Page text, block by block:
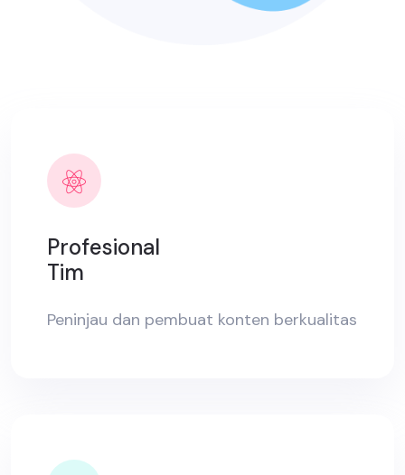
Profesional
Tim
Peninjau dan pembuat konten berkualitas